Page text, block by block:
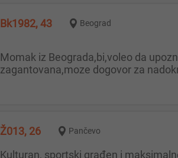
Bk1982, 43 Beograd
Momak iz Beograda,bi,voleo da upozna,devojku,stariju,udatu damu,za povremene intimne susrete,diskrecija
zagantovana,moze dogovor za
Ž013, 26 Pančevo
Kulturan, sportski građen i maksimalno čist muškarac traži damu koja zna šta želi. Ako ti je dosta neozbiljnih i navalentnih, a